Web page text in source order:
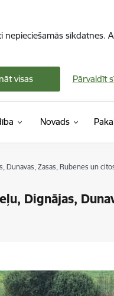
visas Pārvaldīt
Novads
Dunavas, Zasas, Rubenes un
Dignājas,